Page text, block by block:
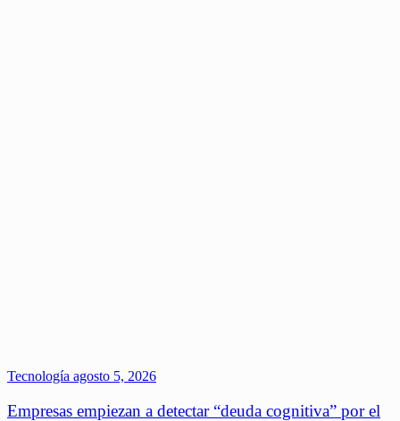
Tecnología agosto 5, 2026
Empresas empiezan a detectar “deuda cognitiva” por el